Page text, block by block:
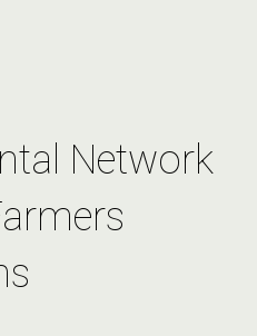
Network